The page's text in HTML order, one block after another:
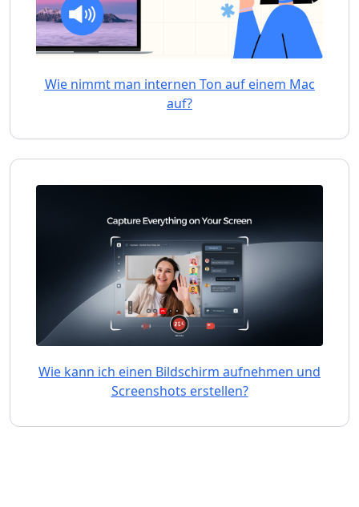
Wie nimmt man internen Ton auf einem Mac
auf?
Wie kann ich einen Bildschirm aufnehmen und
Screenshots erstellen?